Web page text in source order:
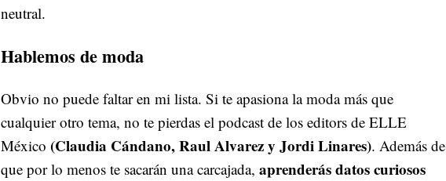
neutral.
Hablemos de moda
Obvio no puede faltar en mi lista. Si te apasiona la moda más que
cualquier otro tema, no te pierdas el podcast de los editors de ELLE
México (Claudia Cándano, Raul Alvarez y Jordi Linares). Además de
que por lo menos te sacarán una carcajada, aprenderás datos curiosos